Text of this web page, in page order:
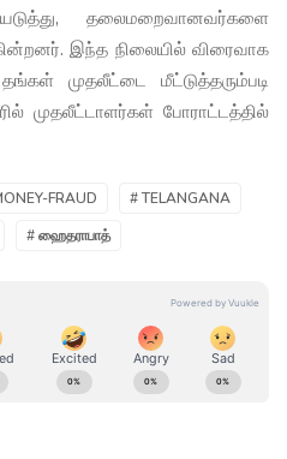
தலைமறைவானவர்களை
இந்த நிலையில் விரைவாக
முதலீட்டை மீட்டுத்தரும்படி
முதலீட்டாளர்கள் போராட்டத்தில்
FRAUD
# TELANGANA
# ஹைதராபாத்